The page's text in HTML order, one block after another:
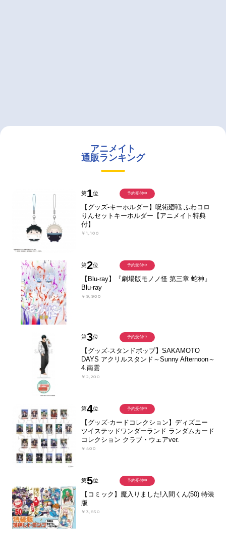
アニメイト
通販ランキング
第1位
【グッズ-キーホルダー】呪術廻戦 ふわコロ
りんセットキーホルダー【アニメイト特典
付】
￥1,100
予約受付中
第2位
【Blu-ray】『劇場版モノノ怪 第三章 蛇神』
Blu-ray
￥9,900
予約受付中
第3位
【グッズ-スタンドポップ】SAKAMOTO
DAYS アクリルスタンド～Sunny Afternoon～
4.南雲
￥2,200
予約受付中
第4位
【グッズ-カードコレクション】ディズニー
ツイステッドワンダーランド ランダムカード
コレクション クラブ・ウェアver.
￥400
予約受付中
第5位
【コミック】魔入りました!入間くん(50) 特装
版
￥3,850
予約受付中